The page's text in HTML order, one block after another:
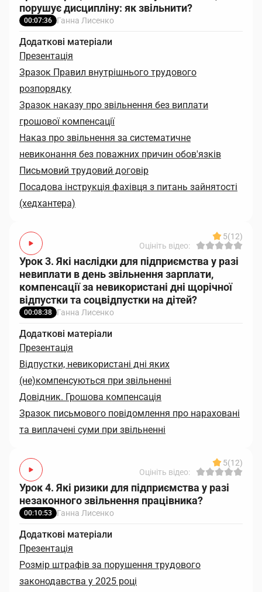
порушує дисципліну: як звільнити?
00:07:36 Ганна Лисенко
Додаткові матеріали
Презентація
Зразок Правил внутрішнього трудового
розпорядку
Зразок наказу про звільнення без виплати
грошової компенсації
Наказ про звільнення за систематичне
невиконання без поважних причин обов'язків
Письмовий трудовий договір
Посадова інструкція фахівця з питань зайнятості
(хедхантера)
5(12)
Оцініть відео:
Урок 3. Які наслідки для підприємства у разі
невиплати в день звільнення зарплати,
компенсації за невикористані дні щорічної
відпустки та соцвідпустки на дітей?
00:08:38 Ганна Лисенко
Додаткові матеріали
Презентація
Відпустки, невикористані дні яких
(не)компенсуються при звільненні
Довідник. Грошова компенсація
Зразок письмового повідомлення про нараховані
та виплачені суми при звільненні
5(12)
Оцініть відео:
Урок 4. Які ризики для підприємства у разі
незаконного звільнення працівника?
00:10:53 Ганна Лисенко
Додаткові матеріали
Презентація
Розмір штрафів за порушення трудового
законодавства у 2025 році